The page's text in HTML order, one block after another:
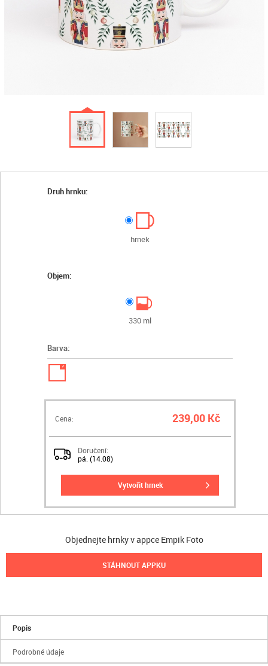
Druh hrnku:
hrnek
Objem:
330 ml
Barva:
✓
Cena: 239,00 Kč
Doručení:
pá. (14.08)
vytvořit hrnek
Objednejte hrnky v appce Empik Foto
STÁHNOUT APPKU
Popis
Podrobné údaje